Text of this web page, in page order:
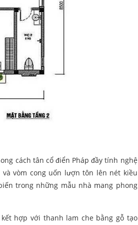
cách tân cổ điển Pháp đầy tính nghệ
vòm cong uốn lượn tôn lên nét kiều
trong những mẫu nhà mang phong
hợp với thanh lam che bằng gỗ tạo